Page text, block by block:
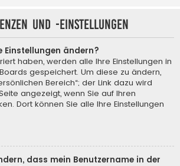
und -einstellungen
Einstellungen ändern?
haben, werden alle Ihre Einstellungen in
gespeichert. Um diese zu ändern,
Bereich“; der Link dazu wird
angezeigt, wenn Sie auf Ihren
Dort können Sie alle Ihre Einstellungen
dass mein Benutzername in der